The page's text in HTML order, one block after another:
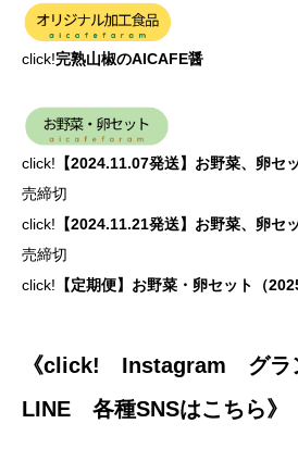
click!完熟山椒のAICAFE醤
click! 【2024.11.07発送】お野菜、卵セ
売締切
click! 【2024.11.21発送】お野菜、卵セ
売締切
click! 【定期便】お野菜・卵セット（
《click! Instagram グラ
LINE 各種SNSはこちら》